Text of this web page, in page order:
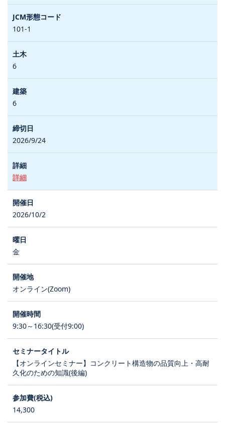
101-1
6
6
2026/9/24
詳細
2026/10/2
金
オンライン(Zoom)
9:30～16:30(受付9:00)
【オンラインセミナー】コンクリート構造物の品質向上・高耐
久化のための知識(後編)
14,300